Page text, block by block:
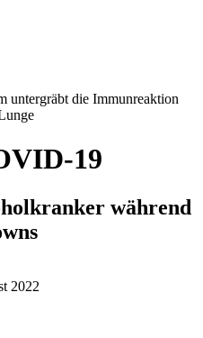
untergräbt die Immunreaktion
19
während
2022